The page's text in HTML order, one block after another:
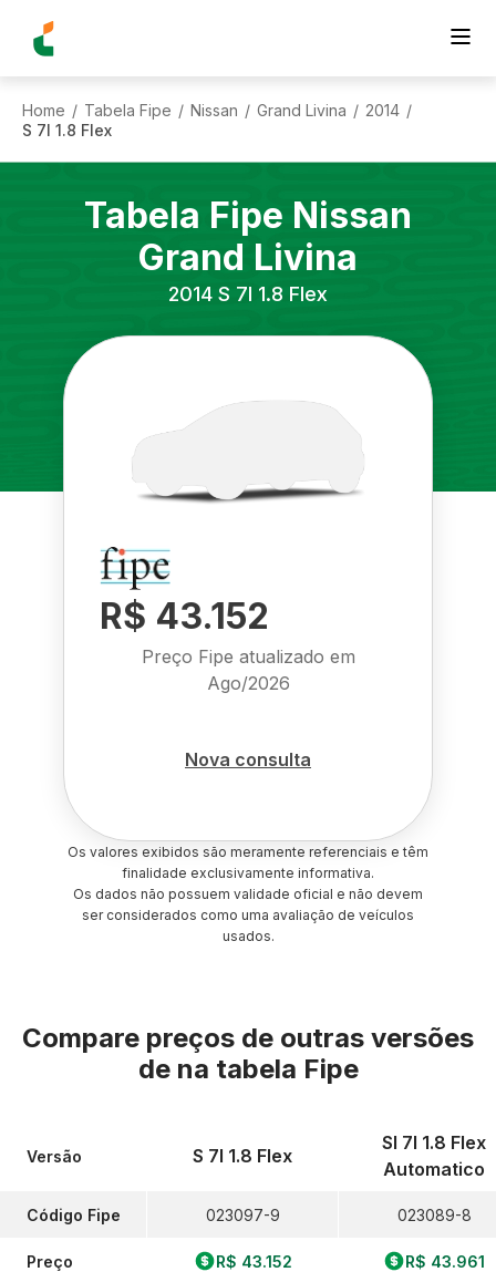
Home / Tabela Fipe / Nissan / Grand Livina / 2014 /
S 7l 1.8 Flex
Tabela Fipe Nissan
Grand Livina
2014 S 7l 1.8 Flex
R$ 43.152
Preço Fipe atualizado em
Ago/2026
Nova consulta
Os valores exibidos são meramente referenciais e têm
finalidade exclusivamente informativa.
Os dados não possuem validade oficial e não devem
ser considerados como uma avaliação de veículos
usados.
Compare preços de outras versões
de na tabela Fipe
Versão
Código Fipe
Preço
S 7l 1.8 Flex
023097-9
R$ 43.152
Sl 7l 1.8 Flex
Automatico
023089-8
R$ 43.961